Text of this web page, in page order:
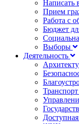
Написать
Прием
Работа с
Бюджет
Выборы
Деятельность
Доступная